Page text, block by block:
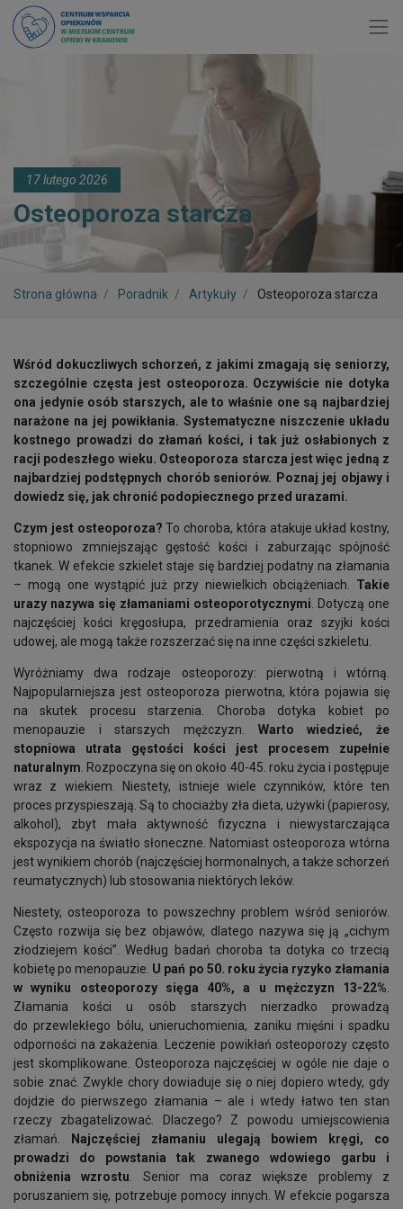
17 lutego 2026
Osteoporoza starcza
Strona główna Poradnik Artykuły Osteoporoza starcza
Wśród dokuczliwych schorzeń, z jakimi zmagają się seniorzy,
szczególnie częsta jest osteoporoza. Oczywiście nie dotyka
ona jedynie osób starszych, ale to właśnie one są najbardziej
narażone na jej powikłania. Systematyczne niszczenie układu
kostnego prowadzi do złamań kości, i tak już osłabionych z
racji podeszłego wieku. Osteoporoza starcza jest więc jedną z
najbardziej podstępnych chorób seniorów. Poznaj jej objawy i
dowiedz się, jak chronić podopiecznego przed urazami.
Czym jest osteoporoza? To choroba, która atakuje układ kostny,
stopniowo zmniejszając gęstość kości i zaburzając spójność
tkanek. W efekcie szkielet staje się bardziej podatny na złamania
– mogą one wystąpić już przy niewielkich obciążeniach. Takie
urazy nazywa się złamaniami osteoporotycznymi . Dotyczą one
najczęściej kości kręgosłupa, przedramienia oraz szyjki kości
udowej, ale mogą także rozszerzać się na inne części szkieletu.
Wyróżniamy dwa rodzaje osteoporozy: pierwotną i wtórną.
Najpopularniejsza jest osteoporoza pierwotna, która pojawia się
na skutek procesu starzenia. Choroba dotyka kobiet po
menopauzie i starszych mężczyzn. Warto wiedzieć, że
stopniowa utrata gęstości kości jest procesem zupełnie
naturalnym . Rozpoczyna się on około 40-45. roku życia i postępuje
wraz z wiekiem. Niestety, istnieje wiele czynników, które ten
proces przyspieszają. Są to chociażby zła dieta, używki (papierosy,
alkohol), zbyt mała aktywność fizyczna i niewystarczająca
ekspozycja na światło słoneczne. Natomiast osteoporoza wtórna
jest wynikiem chorób (najczęściej hormonalnych, a także schorzeń
reumatycznych) lub stosowania niektórych leków.
Niestety, osteoporoza to powszechny problem wśród seniorów.
Często rozwija się bez objawów, dlatego nazywa się ją „cichym
złodziejem kości”. Według badań choroba ta dotyka co trzecią
kobietę po menopauzie. U pań po 50. roku życia ryzyko złamania
w wyniku osteoporozy sięga 40%, a u mężczyzn 13-22%
Złamania kości u osób starszych nierzadko prowadzą
do przewlekłego bólu, unieruchomienia, zaniku mięśni i spadku
odporności na zakażenia. Leczenie powikłań osteoporozy często
jest skomplikowane. Osteoporoza najczęściej w ogóle nie daje o
sobie znać. Zwykle chory dowiaduje się o niej dopiero wtedy, gdy
dojdzie do pierwszego złamania – ale i wtedy łatwo ten stan
rzeczy zbagatelizować. Dlaczego? Z powodu umiejscowienia
złamań.
Najczęściej złamaniu ulegają bowiem kręgi, co
prowadzi do powstania tak zwanego wdowiego garbu i
obniżenia wzrostu . Senior ma coraz większe problemy z
poruszaniem się, potrzebuje pomocy innych. W efekcie pogarsza